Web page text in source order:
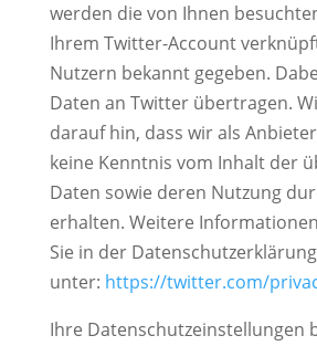
werden die von Ihnen
Ihrem Twitter-Account
Nutzern bekannt gegeben.
Daten an Twitter übertragen.
darauf hin, dass wir als
keine Kenntnis vom Inhalt der
Daten sowie deren Nutzung
erhalten. Weitere
Sie in der
unter: https://twitter.com/
Ihre Datenschutzeinstellungen